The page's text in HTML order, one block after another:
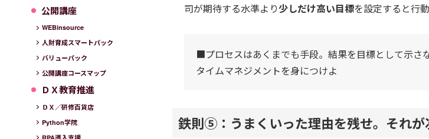
司が期待する水準より少しだけ高い目標を設定すると行
■プロセスはあくまでも手段。結果を目標として示さ
タイムマネジメントを身につけよ
鉄則⑤：うまくいった理由を残せ。それが
公開講座
WEBinsource
人財育成スマートパック
バリューパック
公開講座コースマップ
ＤＸ教育推進
ＤＸ／研修百貨店
Python学院